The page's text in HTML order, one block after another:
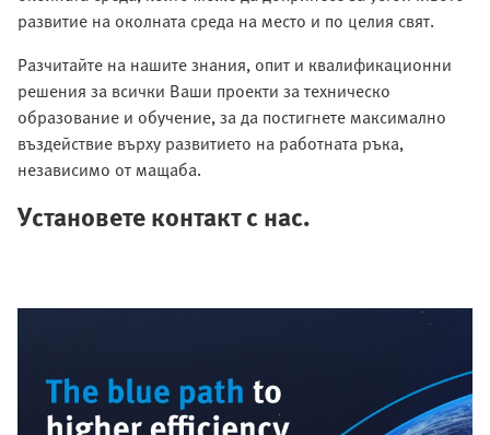
развитие на околната среда на место и по целия свят.
Разчитайте на нашите знания, опит и квалификационни
решения за всички Ваши проекти за техническо
образование и обучение, за да постигнете максимално
въздействие върху развитието на работната ръка,
независимо от мащаба.
Установете контакт с нас.